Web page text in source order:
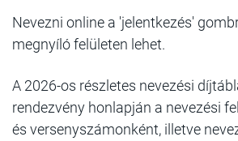
Nevezni online a 'jelentkezés'
megnyíló felületen lehet.
A 2026-os részletes nevezési
rendezvény honlapján a nevezési
és versenyszámonként, illetve